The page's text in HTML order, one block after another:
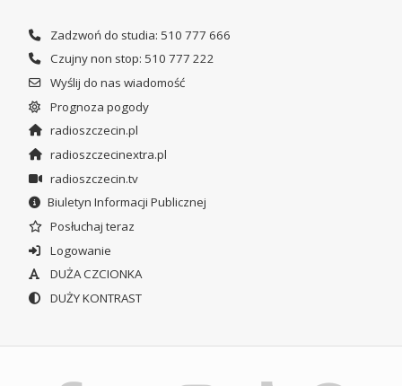
Zadzwoń do studia: 510 777 666
Czujny non stop: 510 777 222
Wyślij do nas wiadomość
Prognoza pogody
radioszczecin.pl
radioszczecinextra.pl
radioszczecin.tv
Biuletyn Informacji Publicznej
Posłuchaj teraz
Logowanie
DUŻA CZCIONKA
DUŻY KONTRAST